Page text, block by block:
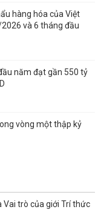
hàng hóa của Việt
và 6 tháng đầu
năm đạt gần 550 tỷ
vòng một thập kỷ
Vai trò của giới Trí thức